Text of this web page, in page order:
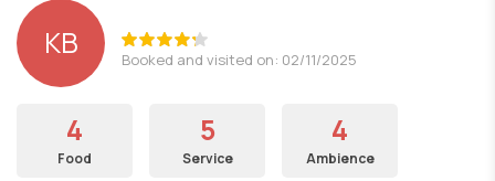
ΚΒ Booked and visited on: 02/11/2025
4
Food
5
Service
4
Ambience